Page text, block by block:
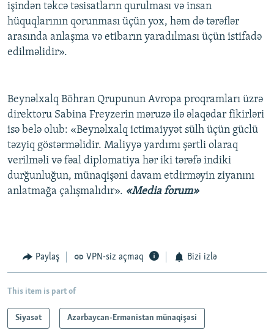
işindən təkcə təsisatların qurulması və insan
hüquqlarının qorunması üçün yox, həm də tərəflər
arasında anlaşma və etibarın yaradılması üçün istifadə
edilməlidir».
Beynəlxalq Böhran Qrupunun Avropa proqramları üzrə
direktoru Sabina Freyzerin məruzə ilə əlaqədar fikirləri
isə belə olub: «Beynəlxalq ictimaiyyət sülh üçün güclü
təzyiq göstərməlidir. Maliyyə yardımı şərtli olaraq
verilməli və fəal diplomatiya hər iki tərəfə indiki
durğunluğun, münaqişəni davam etdirməyin ziyanını
anlatmağa çalışmalıdır». «Media forum»
Paylaş VPN-siz açmaq Bizi izlə
This item is part of
Siyasət Azərbaycan-Ermənistan münaqişəsi